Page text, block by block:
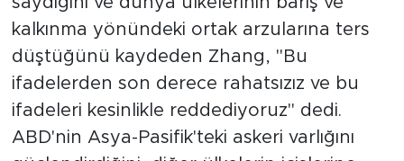
kalkınma yönündeki ortak arzularına ters
düştüğünü kaydeden Zhang, "Bu
ifadelerden son derece rahatsızız ve bu
ifadeleri kesinlikle reddediyoruz" dedi.
ABD'nin Asya-Pasifik'teki askeri varlığını